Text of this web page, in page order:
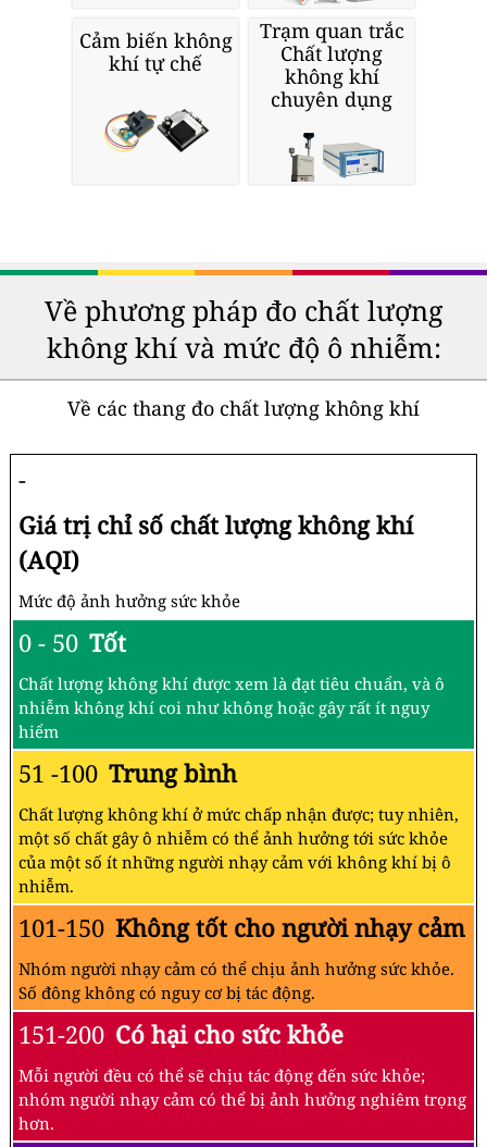
Cảm biến không
khí tự chế
Trạm quan trắc
Chất lượng
không khí
chuyên dụng
Về phương pháp đo chất lượng
không khí và mức độ ô nhiễm:
Về các thang đo chất lượng không khí
-
Giá trị chỉ số chất lượng không khí
(AQI)
Mức độ ảnh hưởng sức khỏe
0 - 50 Tốt
Chất lượng không khí được xem là đạt tiêu chuẩn, và ô
nhiễm không khí coi như không hoặc gây rất ít nguy
hiểm
51 -100 Trung bình
Chất lượng không khí ở mức chấp nhận được; tuy nhiên,
một số chất gây ô nhiễm có thể ảnh hưởng tới sức khỏe
của một số ít những người nhạy cảm với không khí bị ô
nhiễm.
101-150 Không tốt cho người nhạy cảm
Nhóm người nhạy cảm có thể chịu ảnh hưởng sức khỏe.
Số đông không có nguy cơ bị tác động.
151-200 Có hại cho sức khỏe
Mỗi người đều có thể sẽ chịu tác động đến sức khỏe;
nhóm người nhạy cảm có thể bị ảnh hưởng nghiêm trọng
hơn.